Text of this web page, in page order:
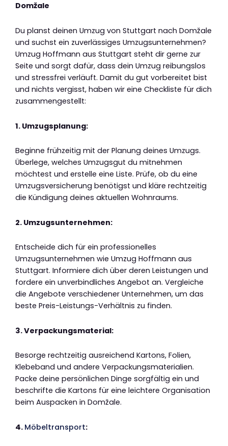
Domžale
Du planst deinen Umzug von Stuttgart nach Domžale
und suchst ein zuverlässiges Umzugsunternehmen?
Umzug Hoffmann aus Stuttgart steht dir gerne zur
Seite und sorgt dafür, dass dein Umzug reibungslos
und stressfrei verläuft. Damit du gut vorbereitet bist
und nichts vergisst, haben wir eine Checkliste für dich
zusammengestellt:
1. Umzugsplanung:
Beginne frühzeitig mit der Planung deines Umzugs.
Überlege, welches Umzugsgut du mitnehmen
möchtest und erstelle eine Liste. Prüfe, ob du eine
Umzugsversicherung benötigst und kläre rechtzeitig
die Kündigung deines aktuellen Wohnraums.
2. Umzugsunternehmen:
Entscheide dich für ein professionelles
Umzugsunternehmen wie Umzug Hoffmann aus
Stuttgart. Informiere dich über deren Leistungen und
fordere ein unverbindliches Angebot an. Vergleiche
die Angebote verschiedener Unternehmen, um das
beste Preis-Leistungs-Verhältnis zu finden.
3. Verpackungsmaterial:
Besorge rechtzeitig ausreichend Kartons, Folien,
Klebeband und andere Verpackungsmaterialien.
Packe deine persönlichen Dinge sorgfältig ein und
beschrifte die Kartons für eine leichtere Organisation
beim Auspacken in Domžale.
4. Möbeltransport: